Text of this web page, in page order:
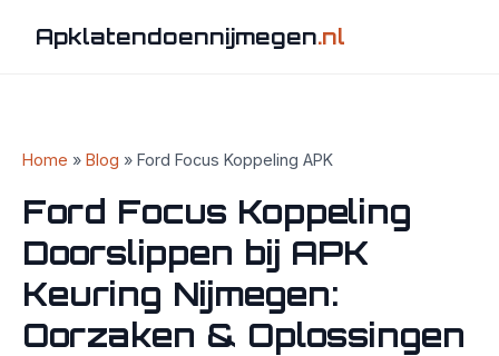
Apklatendoennijmegen.nl
Home » Blog » Ford Focus Koppeling APK
Ford Focus Koppeling
Doorslippen bij APK
Keuring Nijmegen:
Oorzaken & Oplossingen